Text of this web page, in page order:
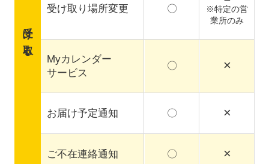
受け取る
受け取り場所変更 〇
※特定の営
業所のみ
Myカレンダー
サービス
〇 ×
お届け予定通知 〇 ×
ご不在連絡通知 〇 ×